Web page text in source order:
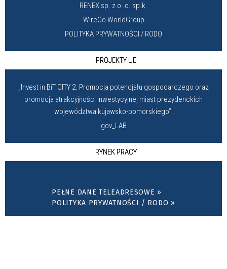
RENEX sp. z o .o. sp.k.
WireCo WorldGroup
POLITYKA PRYWATNOŚCI / RODO
PROJEKTY UE
„Invest in BiT CITY 2. Promocja potencjału gospodarczego oraz
promocja atrakcyjności inwestycyjnej miast prezydenckich
województwa kujawsko-pomorskiego”.
gov_LAB
RYNEK PRACY
PEŁNE DANE TELEADRESOWE »
POLITYKA PRYWATNOŚCI / RODO »